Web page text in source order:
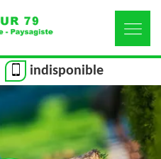
indisponible